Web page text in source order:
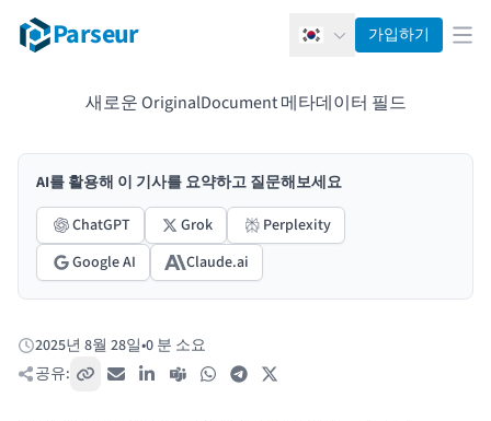
Parseur 한국어가입하기 메
새로운 OriginalDocument 메타데이터 필드
AI를 활용해 이 기사를 요약하고 질문해보세요
ChatGPT
Grok
Perplexity
Google AI
Claude.ai
게시됨:
2025년 8월 28일•0 분 소요
공유:
링크 복사이메일LinkedIn
Teams WhatsAppTelegram